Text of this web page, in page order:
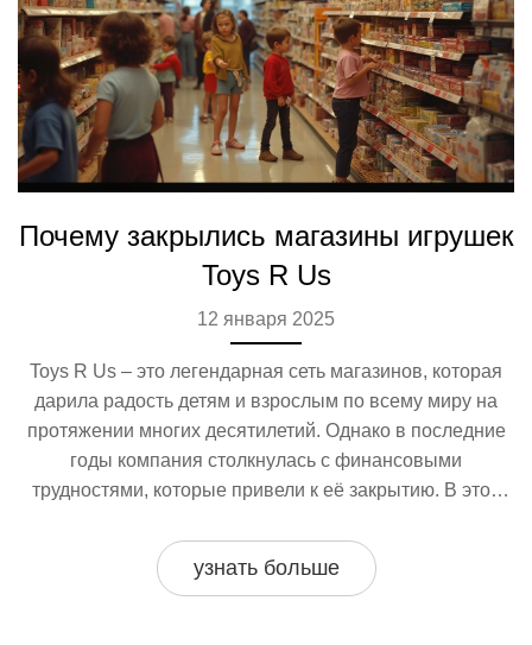
Почему закрылись магазины игрушек
Toys R Us
12 января 2025
Toys R Us – это легендарная сеть магазинов, которая
дарила радость детям и взрослым по всему миру на
протяжении многих десятилетий. Однако в последние
годы компания столкнулась с финансовыми
трудностями, которые привели к её закрытию. В этой
падением Toys R Us, и какие уроки можно извлечь из
этой истории. Также обсудим, что происходит в
узнать больше